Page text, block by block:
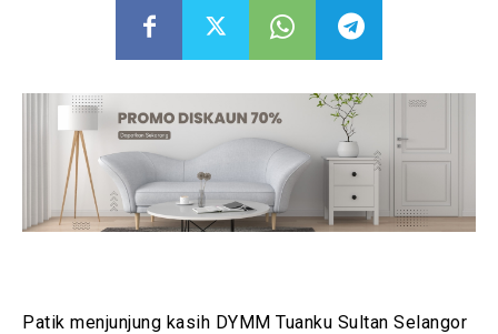
Patik menjunjung kasih DYMM Tuanku Sultan Selangor